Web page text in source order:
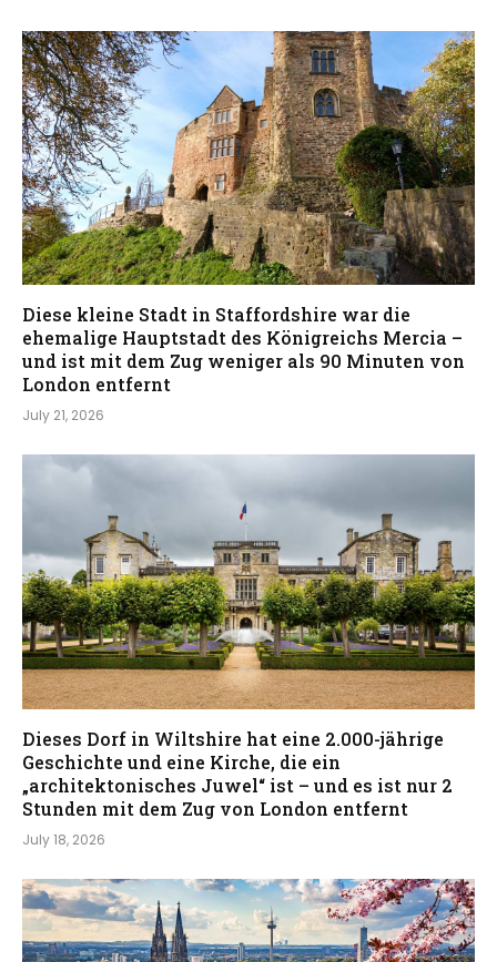
Diese kleine Stadt in Staffordshire war die
ehemalige Hauptstadt des Königreichs Mercia –
und ist mit dem Zug weniger als 90 Minuten von
London entfernt
July 21, 2026
Dieses Dorf in Wiltshire hat eine 2.000-jährige
Geschichte und eine Kirche, die ein
„architektonisches Juwel“ ist – und es ist nur 2
Stunden mit dem Zug von London entfernt
July 18, 2026